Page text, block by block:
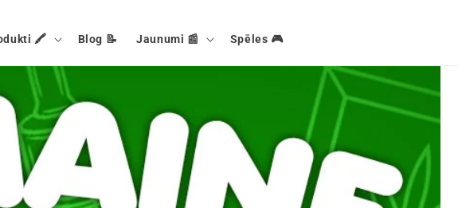
🖍️ Blog 📝 Jaunumi 📰 Spēles 🎮